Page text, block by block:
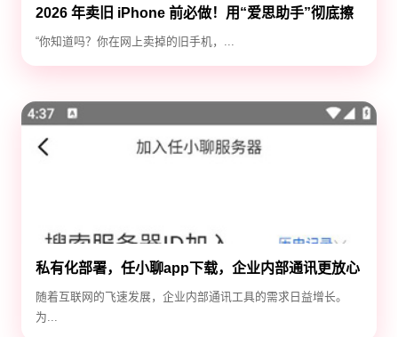
2026 年卖旧 iPhone 前必做！用“爱思助手”彻底擦
除隐私，防止数据泄露
“你知道吗？你在网上卖掉的旧手机，...
私有化部署，任小聊app下载，企业内部通讯更放心
随着互联网的飞速发展，企业内部通讯工具的需求日益增长。
为...